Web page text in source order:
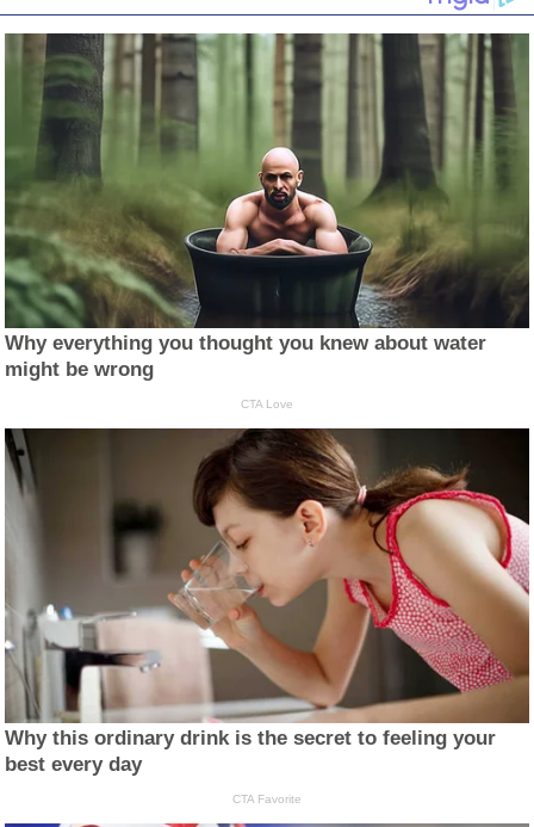
Why everything you thought you knew about water
might be wrong
CTA Love
Why this ordinary drink is the secret to feeling your
best every day
CTA Favorite